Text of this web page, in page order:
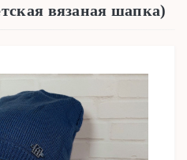
вязаная шапка)